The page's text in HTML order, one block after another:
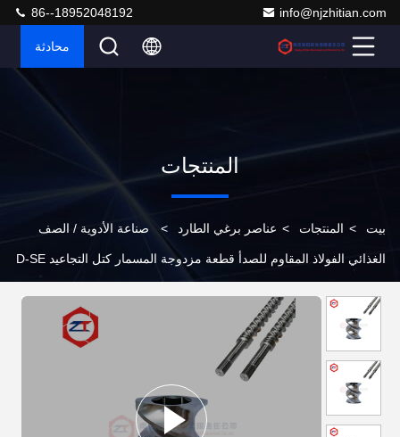
info@njzhitian.com
86--18952048192
محادثة
المنتجات
بيت > المنتجات > عناصر برغي الطارد > صناعة الأدوية / الصف
الغذائي الفولاذ المقاوم للصدأ قطعة مزدوجة المسمار كتل التجاعيد D-SE